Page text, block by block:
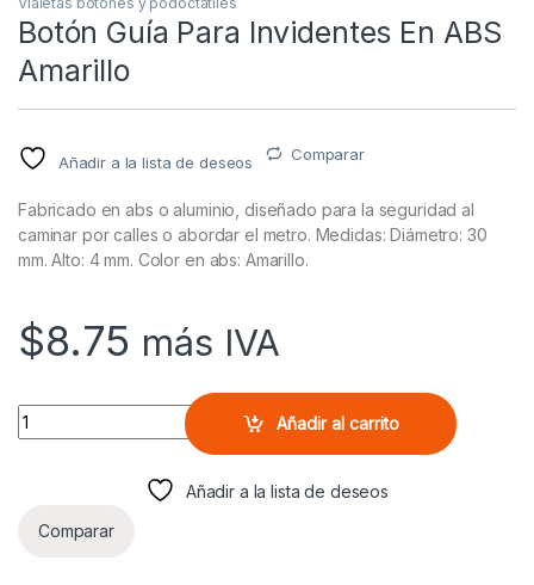
Botón Guía Para Invidentes En ABS
Amarillo
Añadir a la lista de deseos Comparar
Fabricado en abs o aluminio, diseñado para la seguridad al
caminar por calles o abordar el metro. Medidas: Diámetro: 30
mm. Alto: 4 mm. Color en abs: Amarillo.
$8.75 más IVA
Botón Guía Para Invidentes En ABS Amarillo quantity
Añadir al carrito
Añadir a la lista de deseos
Comparar